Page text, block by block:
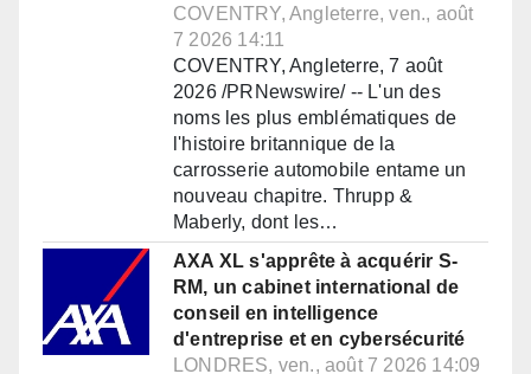
COVENTRY, Angleterre, ven., août
7 2026 14:11
COVENTRY, Angleterre, 7 août
2026 /PRNewswire/ -- L'un des
noms les plus emblématiques de
l'histoire britannique de la
carrosserie automobile entame un
nouveau chapitre. Thrupp &
Maberly, dont les…
AXA XL s'apprête à acquérir S-
RM, un cabinet international de
conseil en intelligence
d'entreprise et en cybersécurité
LONDRES, ven., août 7 2026 14:09